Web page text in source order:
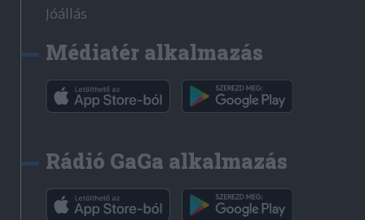
Jóállás
Médiatér alkalmazás
Rádió GaGa alkalmazás